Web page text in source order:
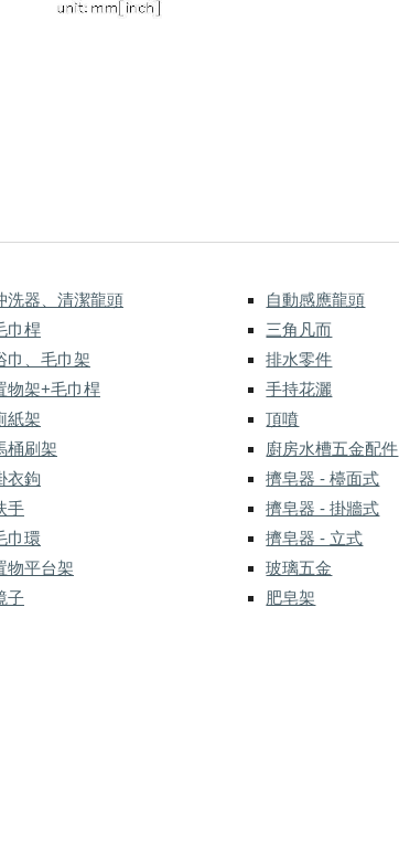
洗器、清潔龍頭
巾桿
巾、毛巾架
物架+毛巾桿
紙架
桶刷架
衣鉤
手
巾環
物平台架
子
自動感應龍頭
三角凡而
排水零件
手持花灑
頂噴
廚房水槽五金配件
擠皂器 - 檯面式
擠皂器 - 掛牆式
擠皂器 - 立式
玻璃五金
肥皂架